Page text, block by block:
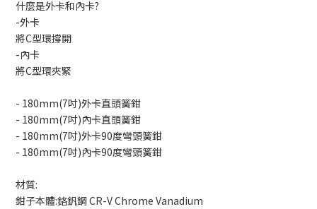
什麼是外卡和內卡?
-外卡
將C型環撐開
-內卡
將C型環夾緊
- 180mm(7吋)外卡直頭簧鉗
- 180mm(7吋)內卡直頭簧鉗
- 180mm(7吋)外卡90度彎頭簧鉗
- 180mm(7吋)內卡90度彎頭簧鉗
材質:
鉗子本體:鉻釩鋼 CR-V Chrome Vanadium